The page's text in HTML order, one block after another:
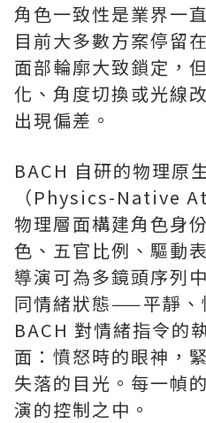
角色一致性是業界一
目前大多數方案停留
面部輪廓大致鎖定，
化、角度切換或光線
出現偏差。
BACH 自研的物理原
（Physics-Native
物理層面構建角色身
色、五官比例、驅動
導演可為多鏡頭序列
同情緒狀態——平靜
BACH 對情緒指令的
面：憤怒時的眼神，
失落的目光。每一幀
演的控制之中。